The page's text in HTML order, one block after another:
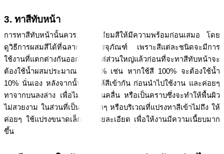
3. ทาสีทับหน้า
การทาสีทับหน้านั้นควรมีการเตรียมสีให้มีความพร้อมก่อนเสมอ โดย
ดูวิธีการผสมสีได้ที่ฉลากข้างบรรจุภัณฑ์ เพราะสีแต่ละชนิดจะมีการ
ใช้งานที่แตกต่างกันออกไป แต่ส่วนใหญ่แล้วก่อนที่จะทาสีทับหน้าจะ
ต้องใช้น้ำผสมประมาณ 10-20% เช่น หากใช้สี 100% จะต้องใช้น้ำ
10% นั่นเอง หลังจากนั้นก็คนให้สีเข้ากัน ก่อนนำไปใช้งาน และค่อยๆ
ทาจากบนลงล่าง เพื่อไม่ให้สีเป็นคลื่น หรือเป็นคราบซึ่งจะทำให้พื้นผิว
ไม่สวยงาม ในส่วนที่เป็นร่องเล็กๆ หรือบริเวณที่แปรงทาสีเข้าไม่ถึง ให้
ค่อยๆ ใช้แปรงขนาดเล็กเก็บรายละเอียด เพื่อให้งานมีความเนี้ยบมาก
ขึ้น